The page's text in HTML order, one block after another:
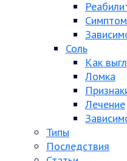
Соль
Как
Ломка
Лечение
Типы
Последствия